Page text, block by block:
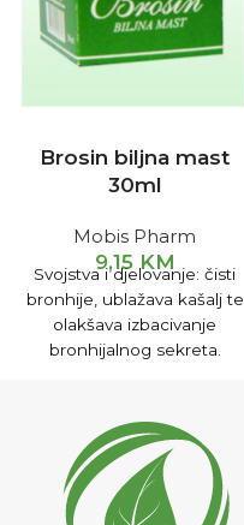
Brosin biljna mast
30ml
Mobis Pharm
9,15 KM
Svojstva i djelovanje: čisti
bronhije, ublažava kašalj te
olakšava izbacivanje
bronhijalnog sekreta.
stvorenog u šupljinama.